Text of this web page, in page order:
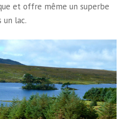
et offre même un superbe
lac.